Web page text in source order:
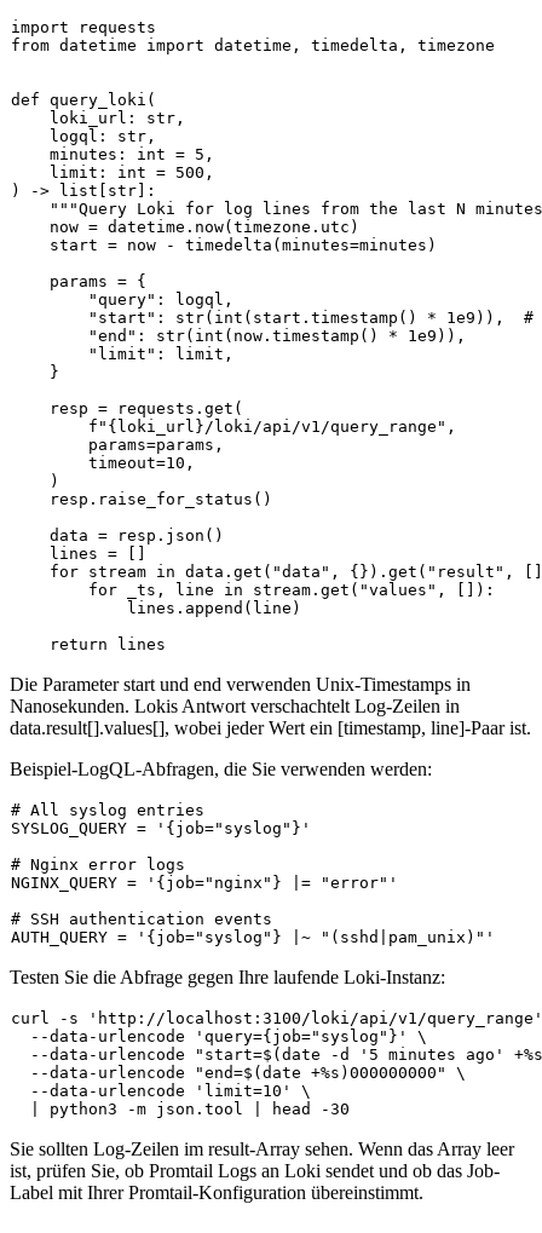
import
from datetime import datetime, timedelta, timezone
def query_loki (
    loki_url:
str ,
    logql:
str ,
    minutes:
int = 5 ,
    limit:
int = 500
) ->
list str ]:
"""Query Loki for log lines from the last N
    now = datetime.now(timezone.utc)
    start = now - timedelta(minutes=minutes)
    params = {
"query" : logql,
"start" : str( int (start.timestamp() * 1e9 )), #
"end" : str( int (now.timestamp() * 1e9 )),
"limit" : limit,
    }
    resp = requests.get(
f" {loki_url}/loki/api/v1/query_range" ,
        params=params,
        timeout=
10 ,
    )
    resp.raise_for_status()
    data = resp.json()
    lines = []
for stream in data.get( "data" , {}).get( "result" ,
for _ts, line in stream.get( "values" , []):
            lines.append(line)
return
Die Parameterstart und end verwenden Unix-Timestamps in
Nanosekunden. Lokis Antwort verschachtelt Log-Zeilen in
data.result[].values[], wobei jeder Wert ein [timestamp, line]-Paar ist.
Beispiel-LogQL-Abfragen, die Sie verwenden werden:
# All syslog entries
SYSLOG_QUERY =
'{job="syslog"}'
# Nginx error logs
NGINX_QUERY =
'{job="nginx"} |= "error"'
# SSH authentication events
AUTH_QUERY =
'{job="syslog"} |~ "(sshd|pam_unix)"'
Testen Sie die Abfrage gegen Ihre laufende Loki-Instanz:
curl -s
'http://localhost:3100/loki/api/v1/query_range'
  --data-urlencode
'query={job="syslog"}'
\
  --data-urlencode
"start=$(date -d '5 minutes ago'
  --data-urlencode
"end=$(date +%s) 000000000"
\
  --data-urlencode
'limit=10'
\
  | python3 -m json.tool |
head
Sie sollten Log-Zeilen im result-Array sehen. Wenn das Array leer
ist, prüfen Sie, ob Promtail Logs an Loki sendet und ob das Job-
Label mit Ihrer Promtail-Konfiguration übereinstimmt.